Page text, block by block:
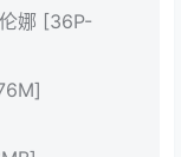
娜 [36P-